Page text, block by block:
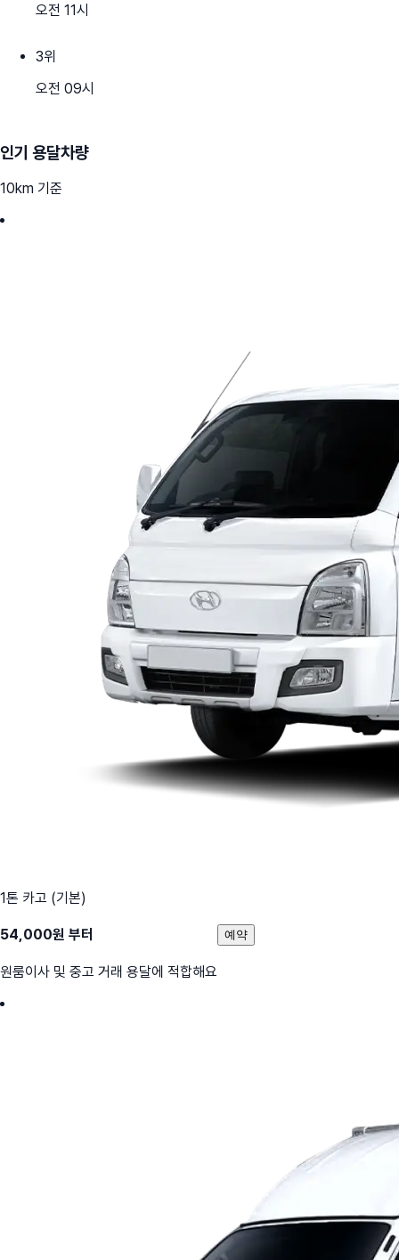
오전 11시
3위
오전 09시
인기 용달차량
10km 기준
1톤 카고 (기본)
54,000원 부터
원룸이사 및 중고 거래 용달에 적합해요
예약